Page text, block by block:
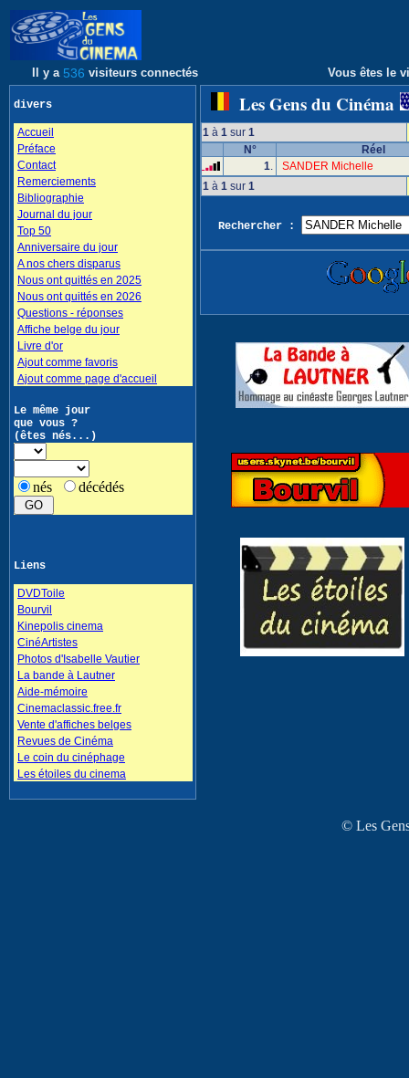
Il y a 536 visiteurs connectés Vous êtes le
divers
Accueil
Préface
Contact
Remerciements
Bibliographie
Journal du jour
Top 50
Anniversaire du jour
A nos chers disparus
Nous ont quittés en 2025
Nous ont quittés en 2026
Questions - réponses
Affiche belge du jour
Livre d'or
Ajout comme favoris
Ajout comme page d'accueil
Le même jour
que vous ?
(êtes nés...)
nés décédés
Liens
DVDToile
Bourvil
Kinepolis cinema
CinéArtistes
Photos d'Isabelle Vautier
La bande à Lautner
Aide-mémoire
Cinemaclassic.free.fr
Vente d'affiches belges
Revues de Cinéma
Le coin du cinéphage
Les étoiles du cinema
Les Gens du Cinéma
1 à 1 sur 1
N°
Réel
1.
SANDER Michelle
1 à 1 sur 1
Rechercher :
© Les